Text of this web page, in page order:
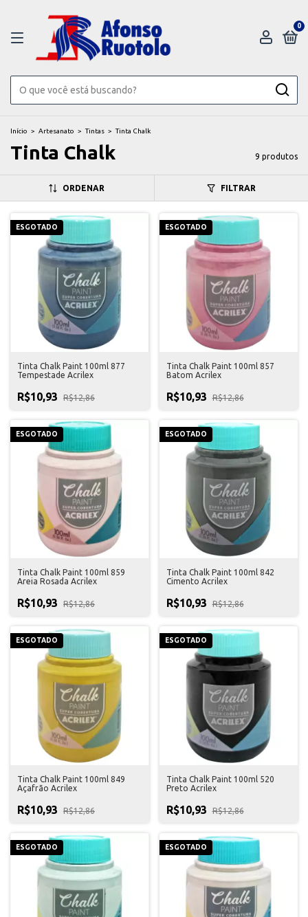
0
Início > Artesanato > Tintas > Tinta Chalk
Tinta Chalk 9 produtos
ORDENAR FILTRAR
ESGOTADO
Tinta Chalk Paint 100ml 877
Tempestade Acrilex
R$10,93 R$12,86
ESGOTADO
Tinta Chalk Paint 100ml 857
Batom Acrilex
R$10,93 R$12,86
ESGOTADO
Tinta Chalk Paint 100ml 859
Areia Rosada Acrilex
R$10,93 R$12,86
ESGOTADO
Tinta Chalk Paint 100ml 842
Cimento Acrilex
R$10,93 R$12,86
ESGOTADO
Tinta Chalk Paint 100ml 849
Açafrão Acrilex
R$10,93 R$12,86
ESGOTADO
Tinta Chalk Paint 100ml 520
Preto Acrilex
R$10,93 R$12,86
ESGOTADO ESGOTADO